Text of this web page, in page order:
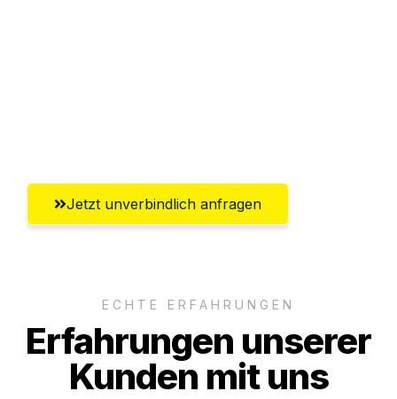
Jetzt unverbindlich anfragen
ECHTE ERFAHRUNGEN
Erfahrungen unserer
Kunden mit uns